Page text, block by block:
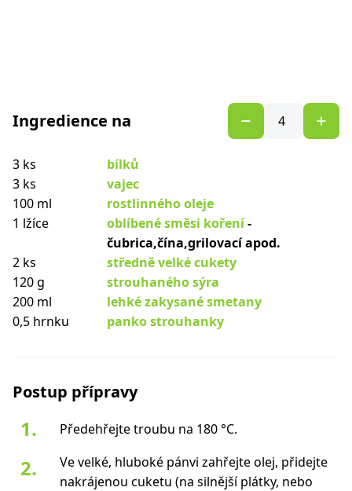
Ingredience na
3 ks
bílků
3 ks
vajec
100 ml
rostlinného oleje
1 lžíce
oblíbené směsi koření-
čubrica,čína,grilovací apod.
2 ks
středně velké cukety
120 g
strouhaného sýra
200 ml
lehké zakysané smetany
0,5 hrnku
panko strouhanky
Postup přípravy
Předehřejte troubu na 180 °C.
Ve velké, hluboké pánvi zahřejte olej, přidejte
nakrájenou cuketu (na silnější plátky, nebo